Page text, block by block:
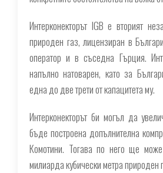
Интерконекторът IGB е вторият
природен газ, лицензиран в
оператор и в съседна Гърция.
напълно натоварен, като за
една до две трети от капацитета му.
Интерконекторът би могъл да
бъде построена допълнителна
Комотини. Тогава по него ще
милиарда кубически метра природен